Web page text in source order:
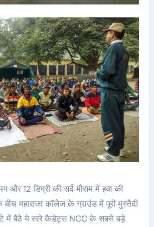
और 12 डिग्री की सर्द मौसम में हवा की
महाराजा कॉलेज के ग्राउंड में पूरी मुस्तैदी
में बैठे ये सारे कैडेट्स NCC के सबसे बड़े